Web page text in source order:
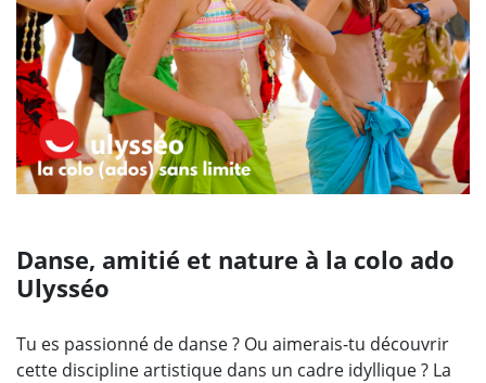
Danse, amitié et nature à la colo ado
Ulysséo
Tu es passionné de danse ? Ou aimerais-tu découvrir
cette discipline artistique dans un cadre idyllique ? La